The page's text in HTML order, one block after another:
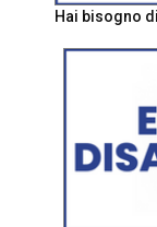
Hai bisogno